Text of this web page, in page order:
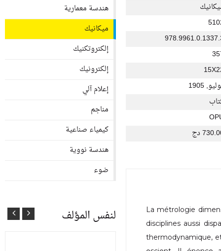
1905
دج
La métrologie
disciplines aussi
thermodynamique,
هندسة معمارية
ميكانيك
إلكتروتكنيك
إلكترونيك
إعلام آلي
مناجم
كيمياء صناعية
هندسة نووية
ضوء
لنفس المؤلف